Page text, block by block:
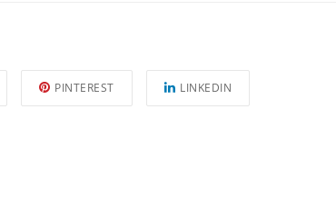
PINTEREST LINKEDIN